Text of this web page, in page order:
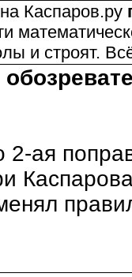
Каспаров.ру
и строят.
ая